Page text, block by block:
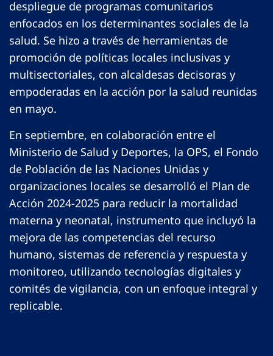
despliegue de programas comunitarios
enfocados en los determinantes sociales de la
salud. Se hizo a través de herramientas de
promoción de políticas locales inclusivas y
multisectoriales, con alcaldesas decisoras y
empoderadas en la acción por la salud reunidas
en mayo.
En septiembre, en colaboración entre el
Ministerio de Salud y Deportes, la OPS, el Fondo
de Población de las Naciones Unidas y
organizaciones locales se desarrolló el Plan de
Acción 2024-2025 para reducir la mortalidad
materna y neonatal, instrumento que incluyó la
mejora de las competencias del recurso
humano, sistemas de referencia y respuesta y
monitoreo, utilizando tecnologías digitales y
comités de vigilancia, con un enfoque integral y
replicable.